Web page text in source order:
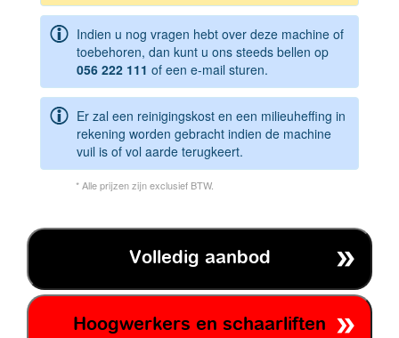
Indien u nog vragen hebt over deze machine of
toebehoren, dan kunt u ons steeds bellen op
056 222 111 of een e-mail sturen.
Er zal een reinigingskost en een milieuheffing in
rekening worden gebracht indien de machine
vuil is of vol aarde terugkeert.
* Alle prijzen zijn exclusief BTW.
Volledig aanbod
Hoogwerkers en schaarliften